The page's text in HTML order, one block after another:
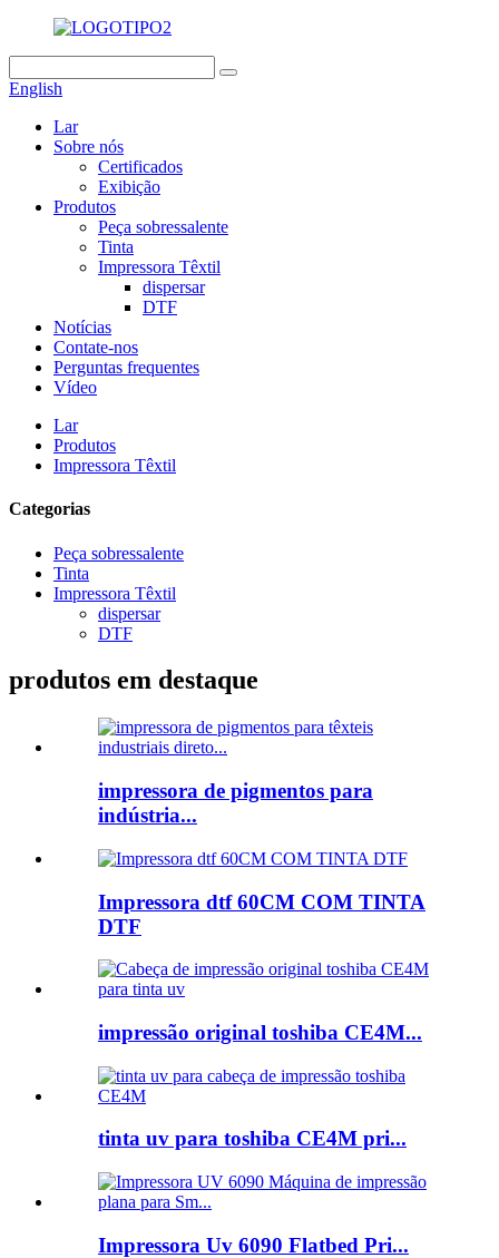
English
Lar
Sobre nós
Certificados
Exibição
Produtos
Peça sobressalente
Tinta
Impressora Têxtil
dispersar
DTF
Notícias
Contate-nos
Perguntas frequentes
Vídeo
Lar
Produtos
Impressora Têxtil
Categorias
Peça sobressalente
Tinta
Impressora Têxtil
dispersar
DTF
produtos em destaque
impressora de pigmentos para
indústria...
Impressora dtf 60CM COM TINTA
DTF
impressão original toshiba CE4M...
tinta uv para toshiba CE4M pri...
Impressora Uv 6090 Flatbed Pri...